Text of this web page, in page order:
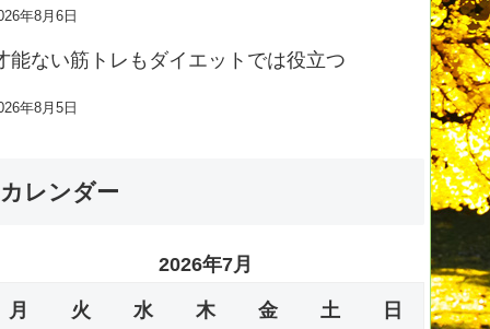
年8月6日
能ない筋トレもダイエットでは役立つ
年8月5日
カレンダー
2026年7月
月 火 水 木 金 土 日